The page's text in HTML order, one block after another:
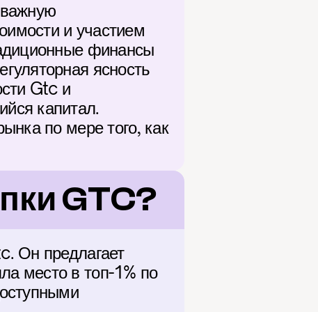
и участием
финансы
ясность
Gtc и
капитал.
по мере того, как
GTC?
Он предлагает
место в топ-1% по